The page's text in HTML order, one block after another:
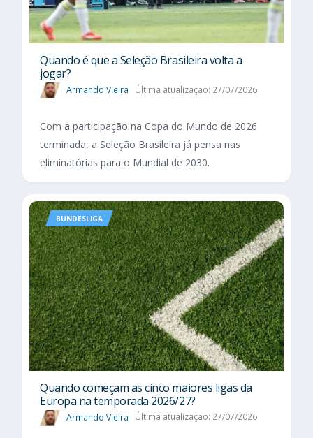
Quando é que a Seleção Brasileira volta a
jogar?
Armando Vieira Última atualização: 27/07/2026
Com a participação na Copa do Mundo de 2026
terminada, a Seleção Brasileira já pensa nas
eliminatórias para o Mundial de 2030.
BUNDESLIGA
Quando começam as cinco maiores ligas da
Europa na temporada 2026/27?
Armando Vieira Última atualização: 27/07/2026